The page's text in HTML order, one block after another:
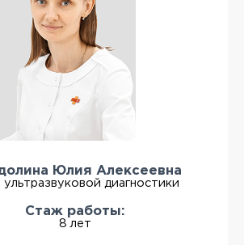
Юлия Алексеевна
ультразвуковой диагностики
Стаж работы:
8 лет